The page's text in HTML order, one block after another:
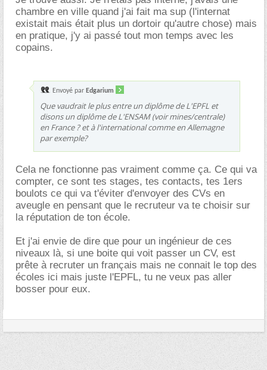
chambre en ville quand j'ai fait ma sup (l'internat
existait mais était plus un dortoir qu'autre chose) mais
en pratique, j'y ai passé tout mon temps avec les
copains.
Envoyé par Edgarium
Que vaudrait le plus entre un diplôme de L'EPFL et
disons un diplôme de L'ENSAM (voir mines/centrale)
en France ? et à l'international comme en Allemagne
par exemple?
Cela ne fonctionne pas vraiment comme ça. Ce qui va
compter, ce sont tes stages, tes contacts, tes 1ers
boulots ce qui va t'éviter d'envoyer des CVs en
aveugle en pensant que le recruteur va te choisir sur
la réputation de ton école.
Et j'ai envie de dire que pour un ingénieur de ces
niveaux là, si une boite qui voit passer un CV, est
prête à recruter un français mais ne connait le top des
écoles ici mais juste l'EPFL, tu ne veux pas aller
bosser pour eux.